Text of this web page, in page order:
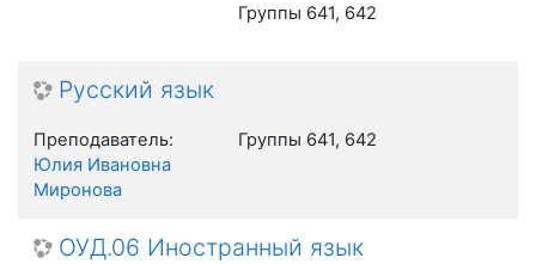
Группы 641, 642
Русский язык
Группы 641, 642
Преподаватель:
Юлия Ивановна
Миронова
ОУД.06 Иностранный язык